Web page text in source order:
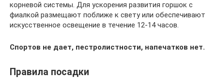
корневой системы. Для ускорения развития горшок с
фиалкой размещают поближе к свету или обеспечивают
искусственное освещение в течение 12-14 часов.
Спортов не дает, пестролистности, напечатков нет.
Правила посадки